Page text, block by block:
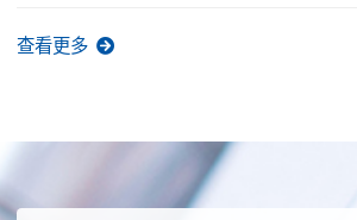
查看更多